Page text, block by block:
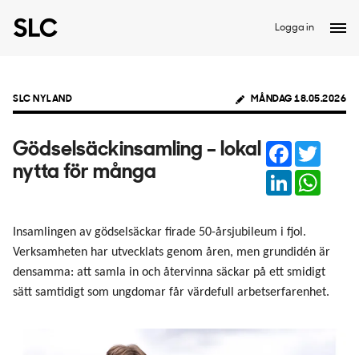
Logga in
SLC NYLAND MÅNDAG 18.05.2026
Gödselsäckinsamling – lokal
nytta för många
Facebook
LinkedIn
Insamlingen av gödselsäckar firade 50-årsjubileum i fjol.
Verksamheten har utvecklats genom åren, men grundidén är
densamma: att samla in och återvinna säckar på ett smidigt
sätt samtidigt som ungdomar får värdefull arbetserfarenhet.